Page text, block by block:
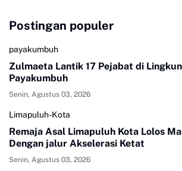
Postingan populer
payakumbuh
Zulmaeta Lantik 17 Pejabat di
Payakumbuh
Senin, Agustus 03, 2026
Limapuluh-Kota
Remaja Asal Limapuluh Kota Lolos
Dengan jalur Akselerasi Ketat
Senin, Agustus 03, 2026